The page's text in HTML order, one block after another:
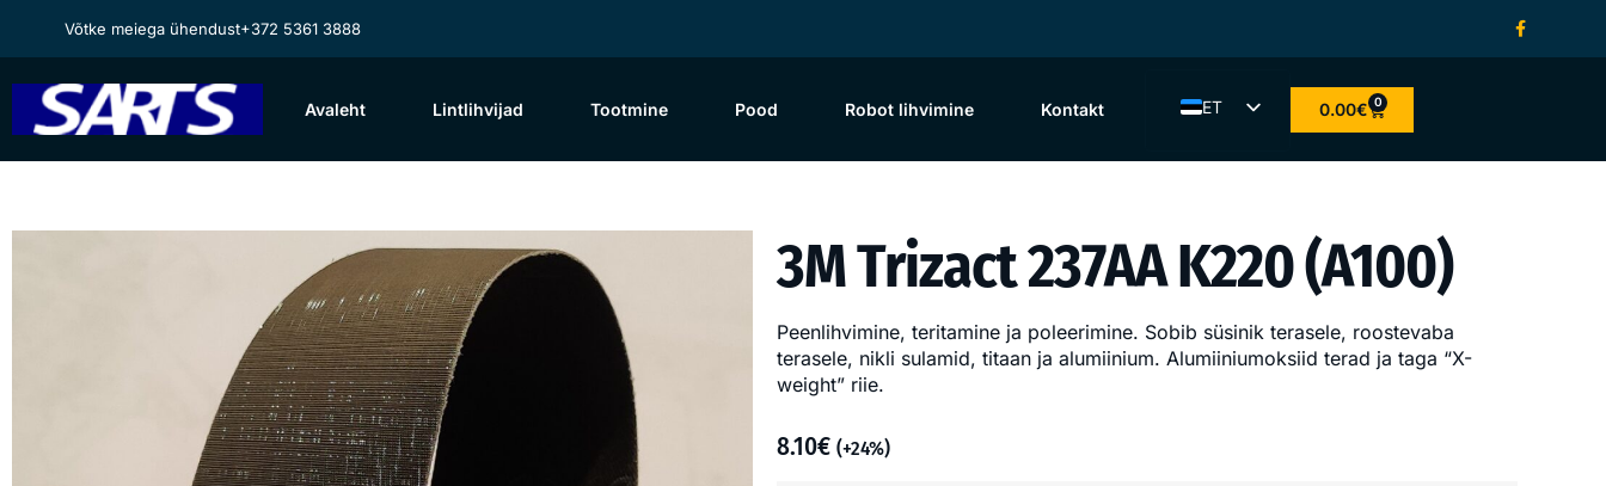
Võtke meiega ühendust+372 5361 3888
Avaleht Lintlihvijad Tootmine Pood Robot lihvimine Kontakt ET
FI
0.00€ 0
3M Trizact 237AA K220 (A100)
Peenlihvimine, teritamine ja poleerimine. Sobib süsinik terasele, roostevaba
terasele, nikli sulamid, titaan ja alumiinium. Alumiiniumoksiid terad ja taga “X-
weight” riie.
8.10€ (+24%)